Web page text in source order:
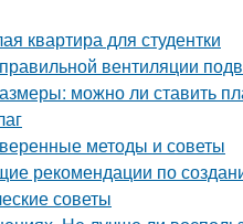
квартира для студентки
вентиляции
можно ли ставить
методы и советы
рекомендации по
советы